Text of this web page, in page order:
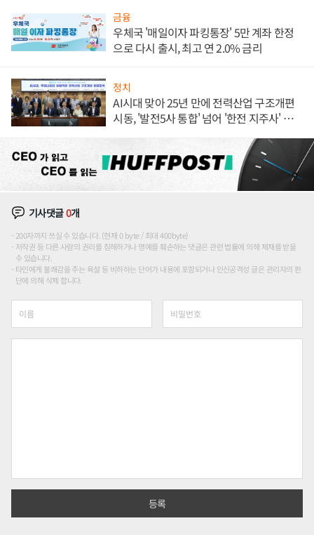
금융
우체국 '매일이자 파킹통장' 5만 계좌 한정
으로 다시 출시, 최고 연 2.0% 금리
정치
AI시대 맞아 25년 만에 전력산업 구조개편
시동, '발전5사 통합' 넘어 '한전 지주사' 재편
기사댓글0개
200자까지 쓰실 수 있습니다. (현재 0 byte / 최대 400byte)
저작권 등 다른 사람의 권리를 침해하거나 명예를 훼손하는 댓글은 관련 법률에 의해 제재를 받을
수 있습니다.
타인에게 불쾌감을 주는 욕설 등 비하하는 단어가 내용에 포함되거나 인신공격성 글은 관리자의 판
단에 의해 삭제 합니다.